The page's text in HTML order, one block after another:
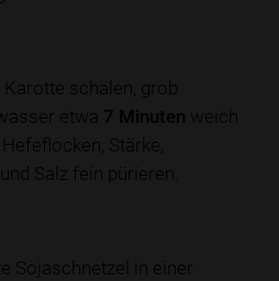
schälen, grob
etwa 7 Minuten weich
Stärke,
Salz fein pürieren.
Sojaschnetzel in einer